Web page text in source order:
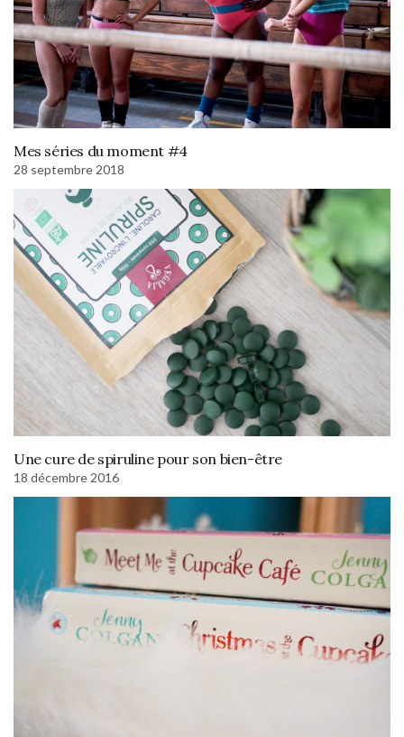
Mes séries du moment #4
28 septembre 2018
Une cure de spiruline pour son bien-être
18 décembre 2016